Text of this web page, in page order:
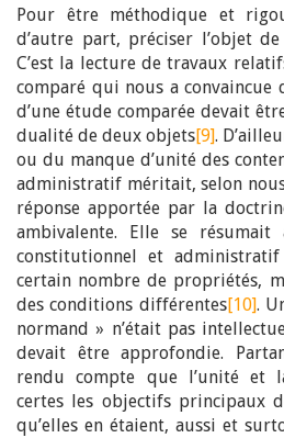
Pour être méthodique et
d’autre part, préciser l’objet
C’est la lecture de travaux
comparé qui nous a
d’une étude comparée devait
dualité de deux objets[9].
ou du manque d’unité des
administratif méritait, selon
réponse apportée par la
ambivalente. Elle se
constitutionnel et
certain nombre de propriétés,
des conditions différentes[10].
normand » n’était pas
devait être approfondie.
rendu compte que l’unité et
certes les objectifs principaux
qu’elles en étaient, aussi et